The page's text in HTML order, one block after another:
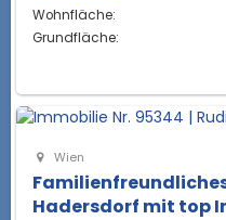
Wohnfläche:
Grundfläche:
Wien
Hadersdorf mit top